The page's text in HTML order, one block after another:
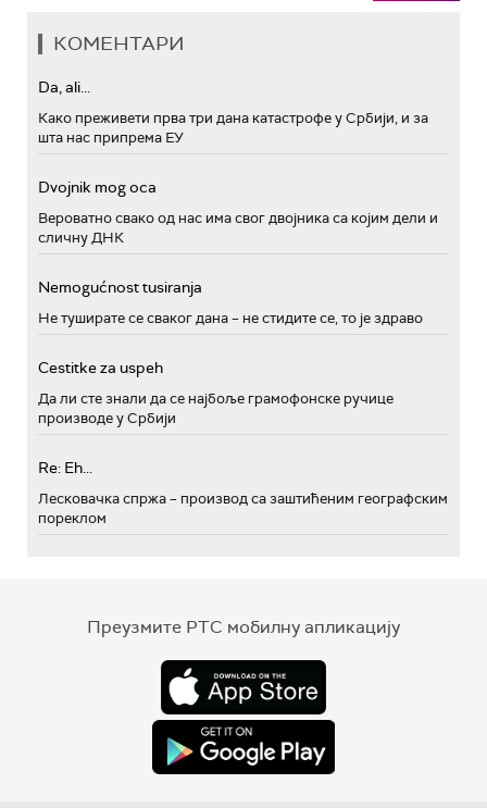
КОМЕНТАРИ
Da, ali...
Како преживети прва три дана катастрофе у Србији, и за
шта нас припрема ЕУ
Dvojnik mog oca
Вероватно свако од нас има свог двојника са којим дели и
сличну ДНК
Nemogućnost tusiranja
Не туширате се сваког дана – не стидите се, то је здраво
Cestitke za uspeh
Да ли сте знали да се најбоље грамофонске ручице
производе у Србији
Re: Eh...
Лесковачка спржа – производ са заштићеним географским
пореклом
Преузмите РТС мобилну апликацију